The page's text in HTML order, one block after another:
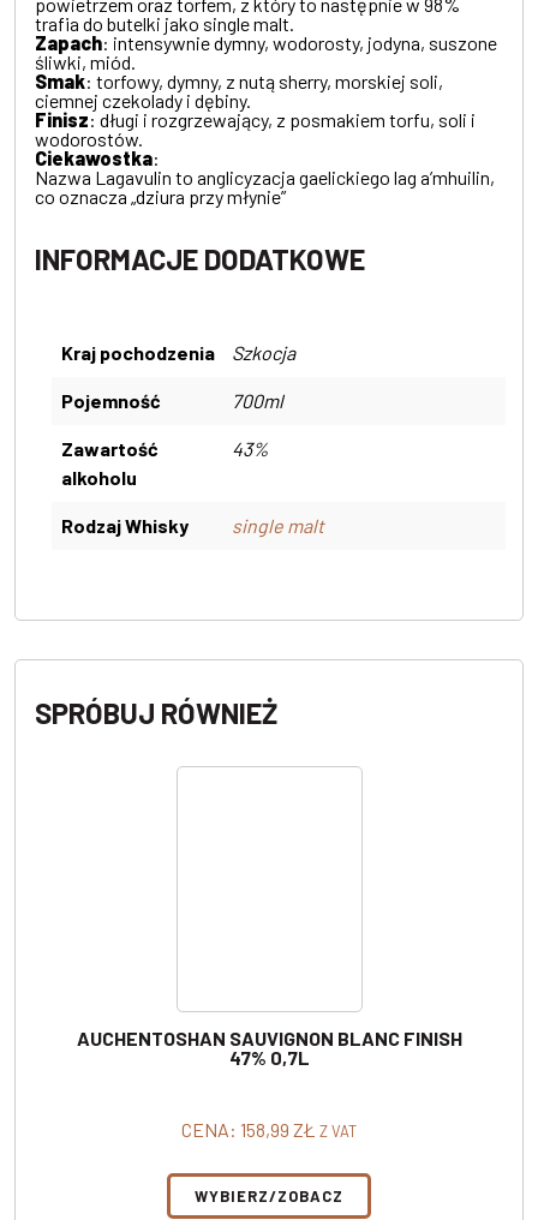
trafia do butelki jako single malt.
Zapach: intensywnie dymny, wodorosty, jodyna, suszone
śliwki, miód.
Smak: torfowy, dymny, z nutą sherry, morskiej soli,
ciemnej czekolady i dębiny.
Finisz: długi i rozgrzewający, z posmakiem torfu, soli i
wodorostów.
Ciekawostka:
Nazwa Lagavulin to anglicyzacja gaelickiego lag a’mhuilin,
co oznacza „dziura przy młynie”
INFORMACJE DODATKOWE
Kraj pochodzenia Szkocja
Pojemność 700ml
Zawartość
alkoholu
43%
Rodzaj Whisky single malt
SPRÓBUJ RÓWNIEŻ
AUCHENTOSHAN SAUVIGNON BLANC FINISH
47% 0,7L
CENA: 158,99 ZŁ Z VAT
WYBIERZ/ZOBACZ